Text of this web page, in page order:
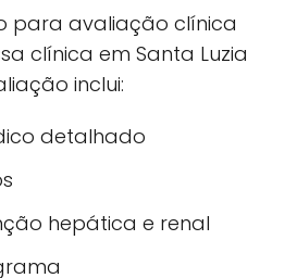
para avaliação clínica
clínica em Santa Luzia
inclui:
detalhado
hepática e renal